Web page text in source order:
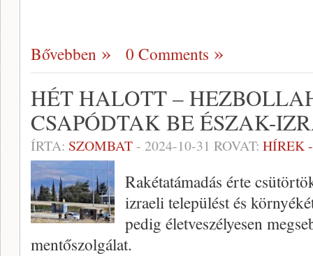
Bővebben 0 Comments
HÉT HALOTT –
CSAPÓDTAK BE ÉSZAK-
ÍRTA: SZOMBAT- 2024-10-31 ROVAT: HÍREK
Rakétatámadás érte
izraeli települést és
pedig életveszélyesen
mentőszolgálat.